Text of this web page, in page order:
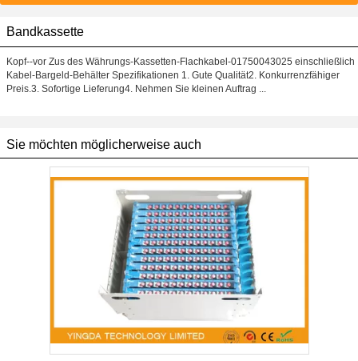
Bandkassette
Kopf--vor Zus des Währungs-Kassetten-Flachkabel-01750043025 einschließlich
Kabel-Bargeld-Behälter Spezifikationen 1. Gute Qualität2. Konkurrenzfähiger
Preis.3. Sofortige Lieferung4. Nehmen Sie kleinen Auftrag ...
Sie möchten möglicherweise auch